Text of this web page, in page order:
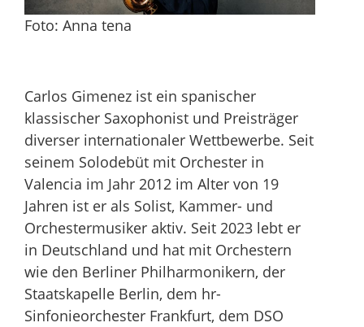
Foto: Anna tena
Carlos Gimenez ist ein spanischer
klassischer Saxophonist und Preisträger
diverser internationaler Wettbewerbe. Seit
seinem Solodebüt mit Orchester in
Valencia im Jahr 2012 im Alter von 19
Jahren ist er als Solist, Kammer- und
Orchestermusiker aktiv. Seit 2023 lebt er
in Deutschland und hat mit Orchestern
wie den Berliner Philharmonikern, der
Staatskapelle Berlin, dem hr-
Sinfonieorchester Frankfurt, dem DSO